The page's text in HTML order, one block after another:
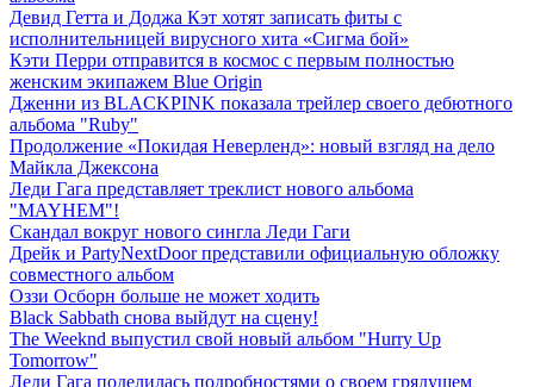
Девид Гетта и Доджа Кэт хотят записать фиты с
исполнительницей вирусного хита «Сигма бой»
Кэти Перри отправится в космос с первым полностью
женским экипажем Blue Origin
Дженни из BLACKPINK показала трейлер своего дебютного
альбома "Ruby"
Продолжение «Покидая Неверленд»: новый взгляд на дело
Майкла Джексона
Леди Гага представляет треклист нового альбома
"MAYHEM"!
Скандал вокруг нового сингла Леди Гаги
Дрейк и PartyNextDoor представили официальную обложку
совместного альбом
Оззи Осборн больше не может ходить
Black Sabbath снова выйдут на сцену!
The Weeknd выпустил свой новый альбом "Hurry Up
Tomorrow"
Леди Гага поделилась подробностями о своем грядущем